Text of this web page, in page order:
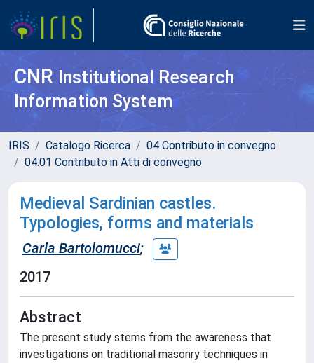
CNR Institutional Research
Information System
IRIS Catalogo Ricerca
04 Contributo in convegno
04.01 Contributo in Atti di convegno
Medieval Sardinian castles.
Typologies, forms and materials
Carla Bartolomucci;
2017
Abstract
The present study stems from the awareness that
investigations on traditional masonry techniques in